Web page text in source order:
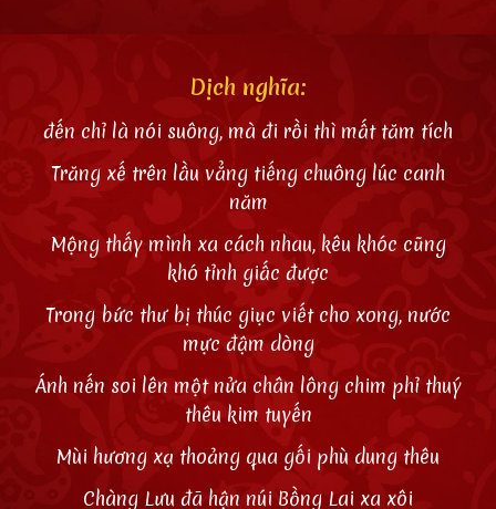
Dịch nghĩa:
đến chỉ là nói suông, mà đi rồi thì mất tăm tích
Trăng xế trên lầu vẳng tiếng chuông lúc canh
năm
Mộng thấy mình xa cách nhau, kêu khóc cũng
khó tỉnh giấc được
Trong bức thư bị thúc giục viết cho xong, nước
mực đậm dòng
Ánh nến soi lên một nửa chân lông chim phỉ thuý
thêu kim tuyến
Mùi hương xạ thoảng qua gối phù dung thêu
Chàng Lưu đã hận núi Bồng Lai xa xôi